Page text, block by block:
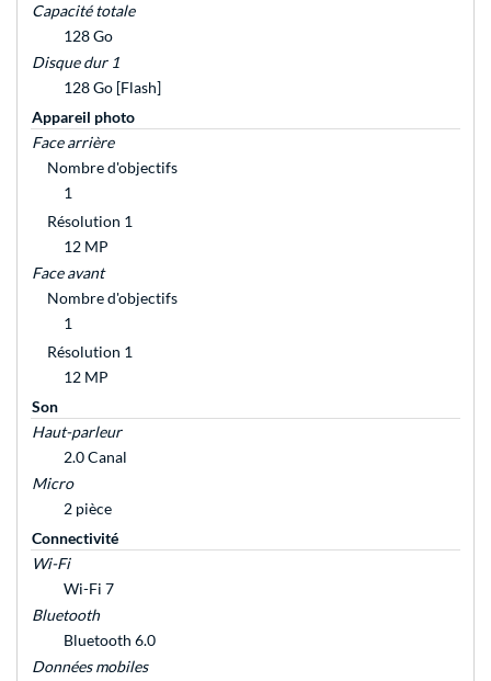
Capacité totale
128 Go
Disque dur 1
128 Go [Flash]
Appareil photo
Face arrière
Nombre d'objectifs
1
Résolution 1
12 MP
Face avant
Nombre d'objectifs
1
Résolution 1
12 MP
Son
Haut-parleur
2.0 Canal
Micro
2 pièce
Connectivité
Wi-Fi
Wi-Fi 7
Bluetooth
Bluetooth 6.0
Données mobiles